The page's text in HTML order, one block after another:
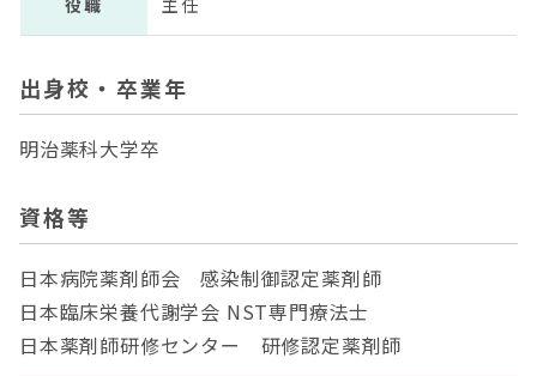
役職 主任
出身校・卒業年
明治薬科大学卒
資格等
日本病院薬剤師会 感染制御認定薬剤師
日本臨床栄養代謝学会 NST専門療法士
日本薬剤師研修センター 研修認定薬剤師